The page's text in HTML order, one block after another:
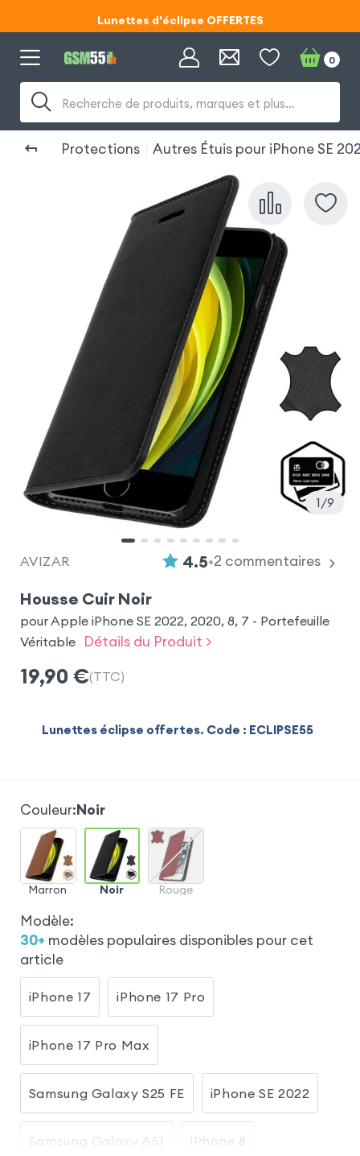
Lunettes d'éclipse OFFERTES
Code ECLIPSE55
Code ECLIPSE55
Recherche de produits, marques et plus…
0
Protections Autres Étuis pour iPhone SE
1 9
AVIZAR 4.5•2 commentaires
Housse Cuir Noir
pour Apple iPhone SE 2022, 2020, 8, 7 - Portefeuille
Véritable
Détails du Produit >
19,90 €(TTC)
Lunettes éclipse offertes. Code : ECLIPSE55
Couleur:Noir
Marron Noir Rouge
Modèle:
30+ modèles populaires disponibles pour cet
article
iPhone 17 iPhone 17 Pro
iPhone 17 Pro Max
Samsung Galaxy S25 FE iPhone SE 2022
Samsung Galaxy A51 iPhone 8